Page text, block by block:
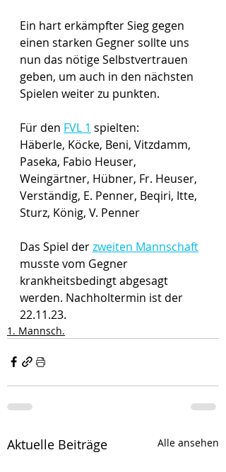
Ein hart erkämpfter Sieg gegen
einen starken Gegner sollte uns
nun das nötige Selbstvertrauen
geben, um auch in den nächsten
Spielen weiter zu punkten.
Für den FVL 1 spielten:
Häberle, Köcke, Beni, Vitzdamm,
Paseka, Fabio Heuser,
Weingärtner, Hübner, Fr. Heuser,
Verständig, E. Penner, Beqiri, Itte,
Sturz, König, V. Penner
Das Spiel der zweiten Mannschaft
musste vom Gegner
krankheitsbedingt abgesagt
werden. Nachholtermin ist der
22.11.23.
1. Mannsch.
Aktuelle Beiträge Alle ansehen